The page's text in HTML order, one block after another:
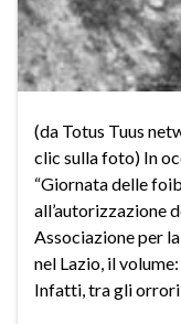
(da Totus Tuus
clic sulla foto) In
“Giornata delle
all’autorizzazione
Associazione per
nel Lazio, il volume:
Infatti, tra gli orrori